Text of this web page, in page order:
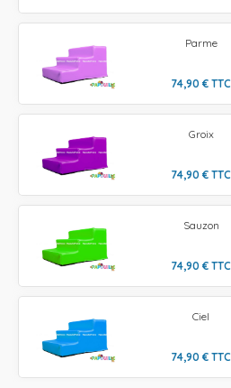
Parme
74,90€ TTC
Groix
74,90€ TTC
Sauzon
74,90€ TTC
Ciel
74,90€ TTC